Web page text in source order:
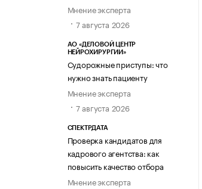
Мнение эксперта
7 августа 2026
АО «ДЕЛОВОЙ ЦЕНТР
НЕЙРОХИРУРГИИ»
Судорожные приступы: что
нужно знать пациенту
Мнение эксперта
7 августа 2026
СПЕКТРДАТА
Проверка кандидатов для
кадрового агентства: как
повысить качество отбора
Мнение эксперта